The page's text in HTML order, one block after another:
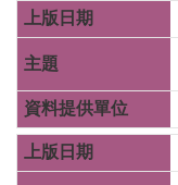
便
民
服
業
務
資